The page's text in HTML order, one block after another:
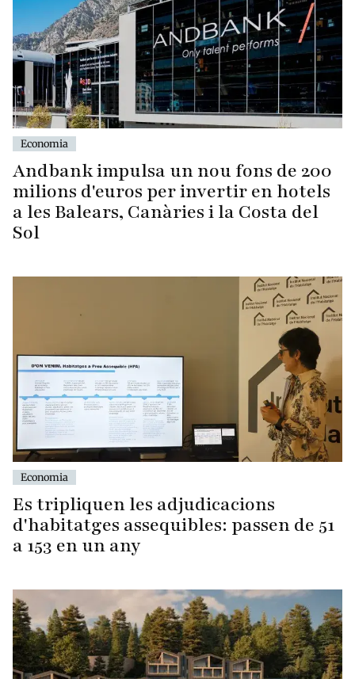
Economia
Andbank impulsa un nou fons de 200
milions d'euros per invertir en hotels
a les Balears, Canàries i la Costa del
Sol
Economia
Es tripliquen les adjudicacions
d'habitatges assequibles: passen de 51
a 153 en un any